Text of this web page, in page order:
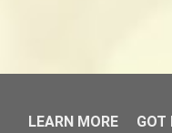
LEARN MORE GOT